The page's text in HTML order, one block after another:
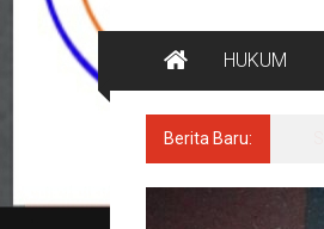
HUKUM
Berita Baru: